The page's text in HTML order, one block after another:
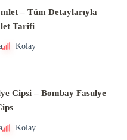
– Tüm Detaylarıyla
Tarifi
Kolay
Cipsi – Bombay Fasulye
Kolay